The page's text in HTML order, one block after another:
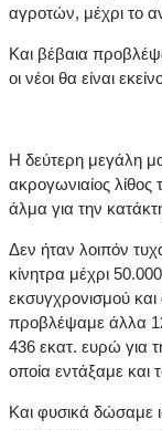
αγροτών, μέχρι το
Και βέβαια
οι νέοι θα είναι
Η δεύτερη μεγάλη
ακρογωνιαίος
άλμα για την
Δεν ήταν λοιπόν
κίνητρα μέχρι
εκσυγχρονισμού
προβλέψαμε άλλα
436 εκατ. ευρώ για
οποία εντάξαμε
Και φυσικά δώσαμε